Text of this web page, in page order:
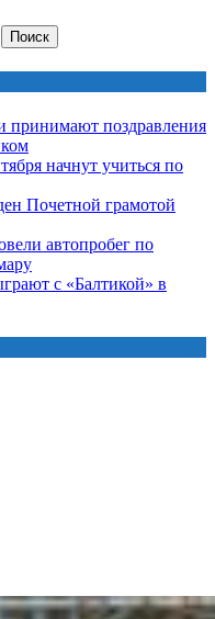
Поиск
принимают поздравления
начнут учиться по
Почетной грамотой
автопробег по
с «Балтикой» в